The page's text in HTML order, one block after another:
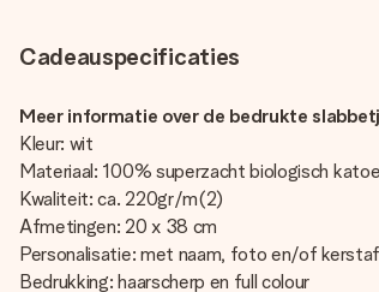
Cadeauspecificaties
Meer informatie over de bedrukte
Kleur: wit
Materiaal: 100% superzacht biologisch
Kwaliteit: ca. 220gr/m(2)
Afmetingen: 20 x 38 cm
Personalisatie: met naam, foto en/of
Bedrukking: haarscherp en full colour